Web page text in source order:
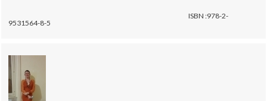
ISBN :978-2-
9531564-8-5